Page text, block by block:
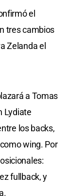
el
tres cambios
Zelanda el
a Tomas
Lydiate
los backs,
wing. Por
fullback, y